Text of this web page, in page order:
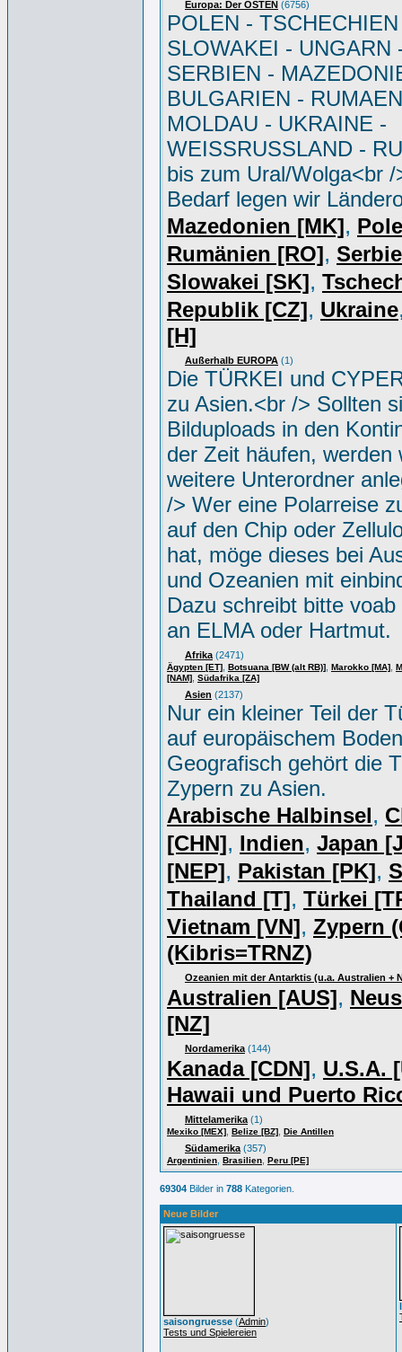
Europa: Der OSTEN (6756)
POLEN -
SLOWAKEI - UNGARN
SERBIEN -
BULGARIEN -
MOLDAU - UKRAINE -
WEISSRUSSLAND -
bis zum Ural/Wolga<br /
Bedarf legen wir
Mazedonien [MK],
Rumänien [RO],
Slowakei [SK],
Republik [CZ], Ukraine
[H]
Außerhalb EUROPA (1)
Die TÜRKEI und
zu Asien.<br /> Sollten
Bilduploads in den
der Zeit häufen, werden
weitere Unterordner
/> Wer eine Polarreise
auf den Chip oder
hat, möge dieses bei
und Ozeanien mit
Dazu schreibt bitte
an ELMA oder Hartmut.
Afrika (2471)
Ägypten [ET] Botsuana [BW (alt RB)] Marokko [MA]
[NAM] Südafrika [ZA]
Asien (2137)
Nur ein kleiner Teil der
auf europäischem
Geografisch gehört die
Zypern zu Asien.
Arabische Halbinsel,
[CHN], Indien, Japan
[NEP], Pakistan [PK],
Thailand [T], Türkei
Vietnam [VN], Zypern
(Kibris=TRNZ)
Ozeanien mit der Antarktis (u.a. Australien +
Australien [AUS],
[NZ]
Nordamerika (144)
Kanada [CDN], U.S.A.
Hawaii und Puerto
Mittelamerika (1)
Mexiko [MEX] Belize [BZ] Die Antillen
Südamerika (357)
Argentinien Brasilien Peru [PE]
69304 Bilder in 788 Kategorien.
Neue Bilder
saisongruesse (Admin)
Tests und Spielereien